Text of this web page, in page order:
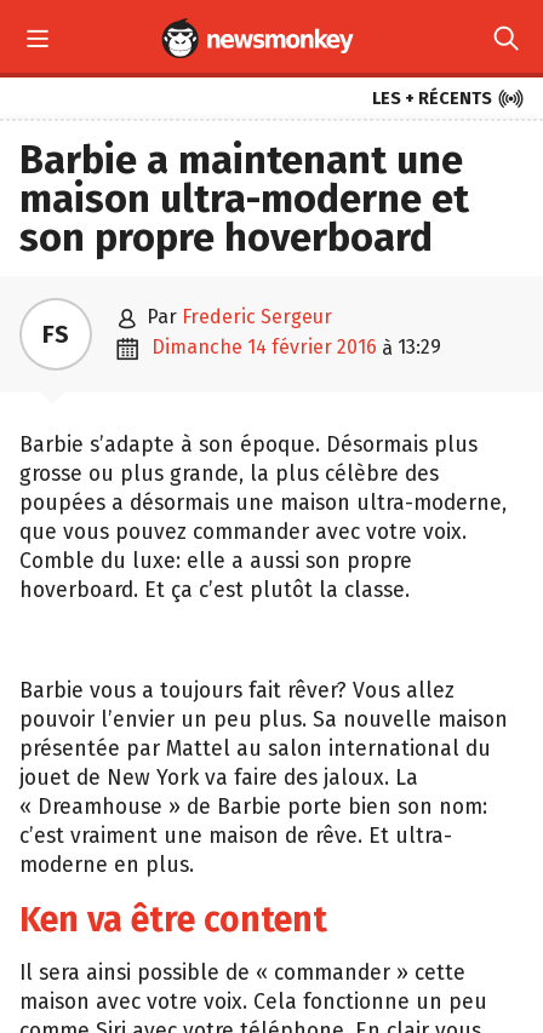
 
LES + RÉCENTS 
Barbie a maintenant une
maison ultra-moderne et
son propre hoverboard
FS  par Frederic Sergeur
 dimanche 14 février 2016 à 13:29
Barbie s’adapte à son époque. Désormais plus
grosse ou plus grande, la plus célèbre des
poupées a désormais une maison ultra-moderne,
que vous pouvez commander avec votre voix.
Comble du luxe: elle a aussi son propre
hoverboard. Et ça c’est plutôt la classe.
Barbie vous a toujours fait rêver? Vous allez
pouvoir l’envier un peu plus. Sa nouvelle maison
présentée par Mattel au salon international du
jouet de New York va faire des jaloux. La
« Dreamhouse » de Barbie porte bien son nom:
c’est vraiment une maison de rêve. Et ultra-
moderne en plus.
Ken va être content
Il sera ainsi possible de « commander » cette
maison avec votre voix. Cela fonctionne un peu